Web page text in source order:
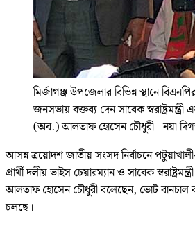
মির্জাগঞ্জ উপজেলার বিভিন্ন স্থানে
জনসভায় বক্তব্য দেন সাবেক স্বরাষ্ট্রমন্ত্রী
(অব.) আলতাফ হোসেন চৌধুরী |নয়া
আসন্ন ত্রয়োদশ জাতীয় সংসদ নির্বাচনে
প্রার্থী দলীয় ভাইস চেয়ারম্যান ও সাবেক
আলতাফ হোসেন চৌধুরী বলেছেন, ভোট বানচাল
চলছে।